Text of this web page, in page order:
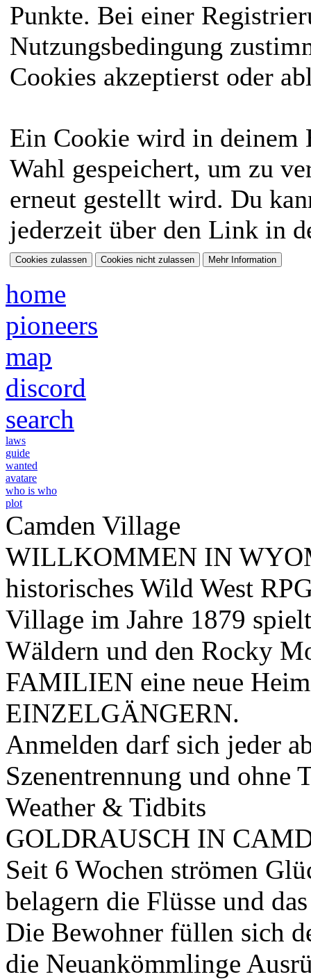
Punkte. Bei einer
Nutzungsbedingung
Cookies akzeptierst oder
Ein Cookie wird in deinem
Wahl gespeichert, um zu
erneut gestellt wird. Du
jederzeit über den Link in
home
pioneers
map
discord
search
laws
guide
wanted
avatare
who is who
plot
Camden Village
WILLKOMMEN IN
historisches Wild West
Village im Jahre 1879
Wäldern und den Rocky
FAMILIEN eine neue
EINZELGÄNGERN.
Anmelden darf sich jeder
Szenentrennung und ohne
Weather & Tidbits
GOLDRAUSCH IN
Seit 6 Wochen strömen
belagern die Flüsse und
Die Bewohner füllen sich
die Neuankömmlinge